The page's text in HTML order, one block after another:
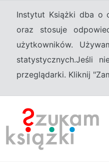
Instytut Książki dba o
oraz stosuje
użytkowników.
statystycznych.Jeśli
przeglądarki. Kliknij